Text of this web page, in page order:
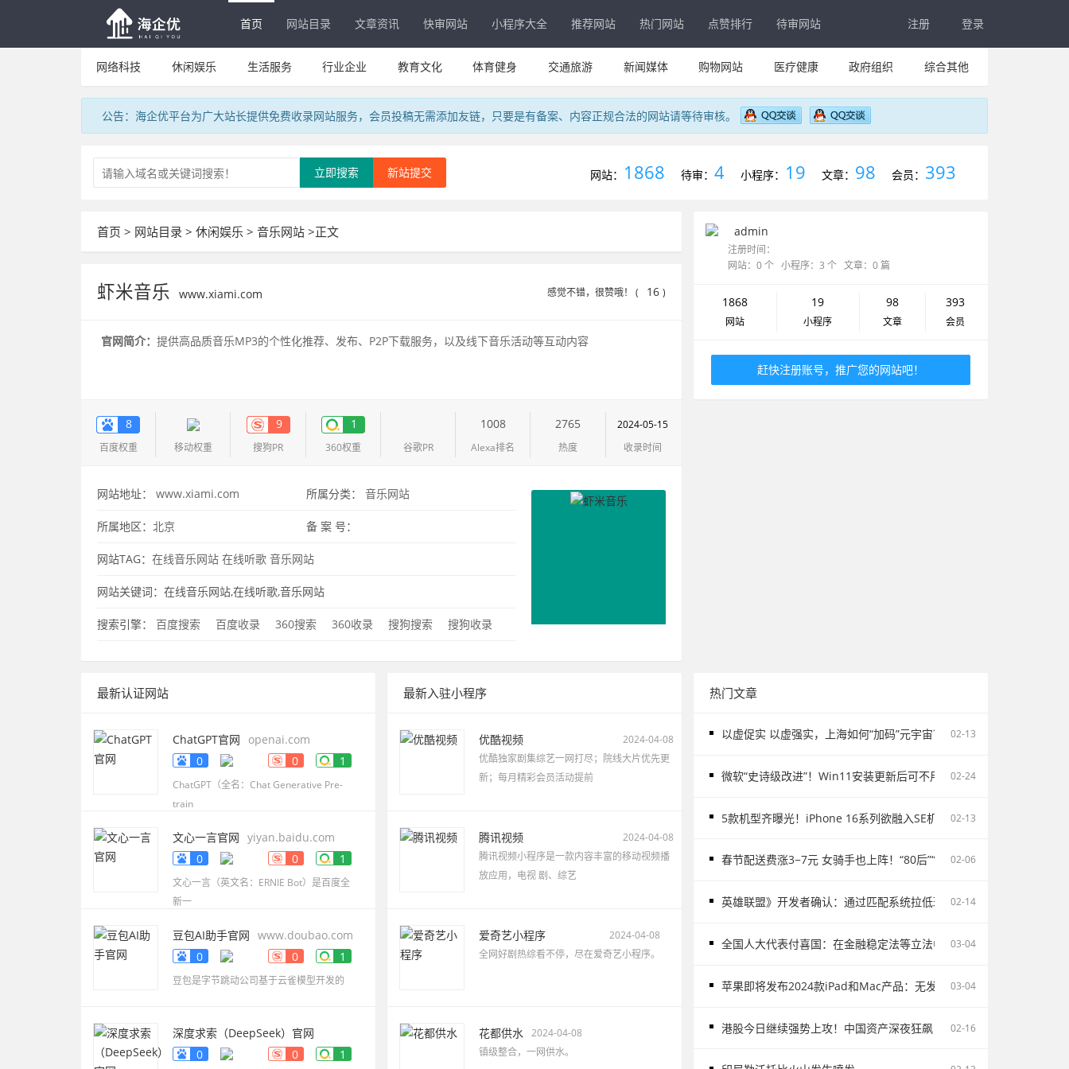
首页 网站目录 文章资讯 快审网站 小程序大全 推荐网站 热门网站 点赞排行 待审网站 注册 登录
网络科技 休闲娱乐 生活服务 行业企业 教育文化 体育健身 交通旅游 新闻媒体 购物网站 医疗健康 政府组织 综合其他
公告：海企优平台为广大站长提供免费收录网站服务，会员投稿无需添加友链，只要是有备案、内容正规合法的网站请等待审核。
新站提交
立即搜索 网站： 1868 待审： 4 小程序： 19 文章： 98 会员： 393
首页 > 网站目录 > 休闲娱乐 > 音乐网站 >正文
虾米音乐 www.xiami.com 感觉不错，很赞哦！ ( 16 )
官网简介： 提供高品质音乐MP3的个性化推荐、发布、P2P下载服务，以及线下音乐活动等互动内容
8
百度权重 移动权重
9
搜狗PR
1
360权重 谷歌PR
1008
Alexa排名
2765
热度
2024-05-15
收录时间
网站地址： www.xiami.com 所属分类：音乐网站
所属地区： 北京 备 案 号：
网站TAG： 在线音乐网站 在线听歌 音乐网站
网站关键词：在线音乐网站,在线听歌,音乐网站
搜索引擎： 百度搜索 百度收录 360搜索 360收录 搜狗搜索 搜狗收录
admin
注册时间：
网站：0 个 小程序：3 个 文章：0 篇
1868
网站
19
小程序
98
文章
393
会员
赶快注册账号，推广您的网站吧！
最新认证网站
ChatGPT官网
openai.com
0
0 1
ChatGPT（全名：Chat Generative Pre-
train
文心一言官网 yiyan.baidu.com
0
0 1
文心一言（英文名：ERNIE Bot）是百度全
新一
豆包AI助手官网 www.doubao.com
0
0 1
豆包是字节跳动公司基于云雀模型开发的
深度求索（DeepSeek）官网
www.deepseek.com
0 0 1
最新入驻小程序
优酷视频
2024-04-08
优酷独家剧集综艺一网打尽；院线大片优先更
新；每月精彩会员活动提前
腾讯视频
2024-04-08
腾讯视频小程序是一款内容丰富的移动视频播
放应用，电视 剧、综艺
爱奇艺小程序
2024-04-08
全网好剧热综看不停，尽在爱奇艺小程序。
花都供水 2024-04-08
镇级整合，一网供水。
热门文章
以虚促实 以虚强实，上海如何“加码”元宇宙？ 02-13
微软“史诗级改进”！Win11安装更新后可不用重启电脑
02-24
5款机型齐曝光！iPhone 16系列欲融入SE机型：续航激增、8G内存、
02-13
春节配送费涨3−7元 女骑手也上阵！“80后”“90后”成配送主力
02-06
英雄联盟》开发者确认：通过匹配系统拉低玩家胜率并不存在
02-14
全国人大代表付喜国：在金融稳定法等立法中完善存款保险制度
03-04
苹果即将发布2024款iPad和Mac产品：无发布会直接上市
03-04
港股今日继续强势上攻！中国资产深夜狂飙 02-16